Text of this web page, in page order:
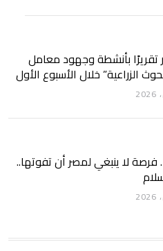
تقريرًا بأنشطة وجهود معامل
الزراعية” خلال الأسبوع الأول
لا ينبغي لمصر أن تفوتها..